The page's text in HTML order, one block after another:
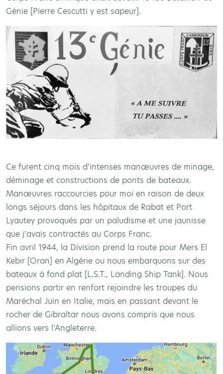
Génie [Pierre Cescutti y est sapeur].
Ce furent cinq mois d’intenses manœuvres de minage,
déminage et constructions de ponts de bateaux.
Manœuvres raccourcies pour moi en raison de deux
longs séjours dans les hôpitaux de Rabat et Port
Lyautey provoqués par un paludisme et une jaunisse
que j’avais contractés au Corps Franc.
Fin avril 1944, la Division prend la route pour Mers El
Kebir [Oran] en Algérie ou nous embarquons sur des
bateaux à fond plat [L.S.T., Landing Ship Tank]. Nous
pensions partir en renfort rejoindre les troupes du
Maréchal Juin en Italie, mais en passant devant le
rocher de Gibraltar nous avons compris que nous
allions vers l’Angleterre.